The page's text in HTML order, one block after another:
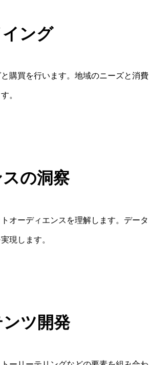
ング
購買を行います。地域のニーズと消費
。
の洞察
オーディエンスを理解します。データ
現します。
ツ開発